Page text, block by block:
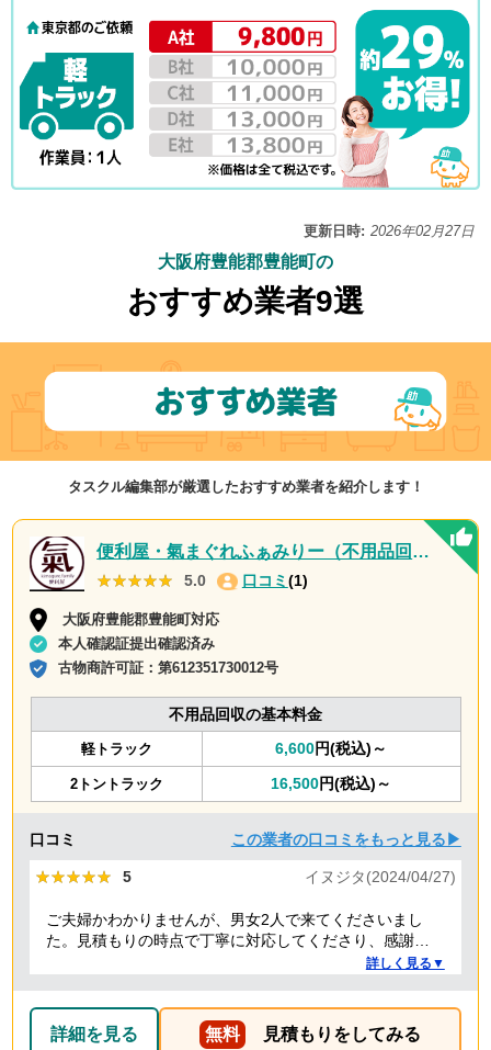
更新日時: 2026年02月27日
大阪府豊能郡豊能町の
おすすめ業者9選
タスクル編集部が厳選したおすすめ業者を紹介します！
便利屋・氣まぐれふぁみりー（不用品回収・遺品整理・お墓参り代行等、幅広く対応しております）
★★★★★
★★★★★ 5.0 口コミ (1)
大阪府豊能郡豊能町対応
本人確認証提出確認済み
古物商許可証：第612351730012号
不用品回収の基本料金
軽トラック 6,600円(税込)～
2トントラック 16,500円(税込)～
口コミ この業者の口コミをもっと見る▶
★★★★★
★★★★★ 5 イヌジタ(2024/04/27)
ご夫婦かわかりませんが、男女2人で来てくださいまし
た。見積もりの時点で丁寧に対応してくださり、感謝し
詳しく見る▼
詳細を見る 無料 見積もりをしてみる